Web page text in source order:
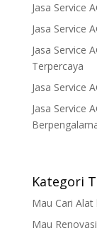
Jasa Service
Jasa Service
Jasa Service
Terpercaya
Jasa Service
Jasa Service
Kategori
Mau Cari
Mau